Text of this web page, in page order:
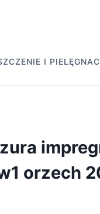
I
orzech